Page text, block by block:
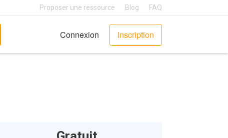
Proposer une ressource Blog FAQ
Connexion Inscription